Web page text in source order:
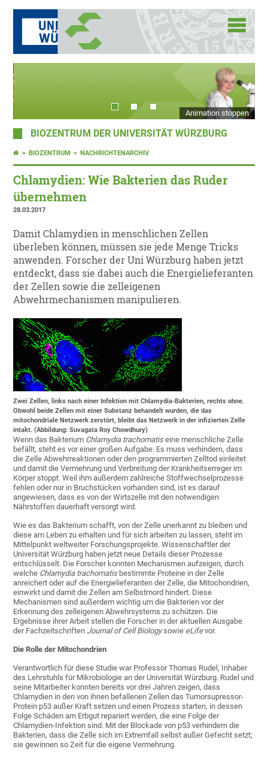
Animation stoppen
BIOZENTRUM DER UNIVERSITÄT WÜRZBURG
BIOZENTRUM NACHRICHTENARCHIV
Chlamydien: Wie Bakterien das Ruder
übernehmen
28.03.2017
Damit Chlamydien in menschlichen Zellen
überleben können, müssen sie jede Menge Tricks
anwenden. Forscher der Uni Würzburg haben jetzt
entdeckt, dass sie dabei auch die Energielieferanten
der Zellen sowie die zelleigenen
Abwehrmechanismen manipulieren.
Zwei Zellen, links nach einer Infektion mit Chlamydia-Bakterien, rechts ohne.
Obwohl beide Zellen mit einer Substanz behandelt wurden, die das
mitochondriale Netzwerk zerstört, bleibt das Netzwerk in der infizierten Zelle
intakt. (Abbildung: Suvagata Roy Chowdhury)
Wenn das Bakterium Chlamydia trachomatiseine menschliche Zelle
befällt, steht es vor einer großen Aufgabe: Es muss verhindern, dass
die Zelle Abwehrreaktionen oder den programmierten Zelltod einleitet
und damit die Vermehrung und Verbreitung der Krankheitserreger im
Körper stoppt. Weil ihm außerdem zahlreiche Stoffwechselprozesse
fehlen oder nur in Bruchstücken vorhanden sind, ist es darauf
angewiesen, dass es von der Wirtszelle mit den notwendigen
Nährstoffen dauerhaft versorgt wird.
Wie es das Bakterium schafft, von der Zelle unerkannt zu bleiben und
diese am Leben zu erhalten und für sich arbeiten zu lassen, steht im
Mittelpunkt weltweiter Forschungsprojekte. Wissenschaftler der
Universität Würzburg haben jetzt neue Details dieser Prozesse
entschlüsselt. Die Forscher konnten Mechanismen aufzeigen, durch
welche Chlamydia trachomatisbestimmte Proteine in der Zelle
anreichert oder auf die Energielieferanten der Zelle, die Mitochondrien,
einwirkt und damit die Zellen am Selbstmord hindert. Diese
Mechanismen sind außerdem wichtig um die Bakterien vor der
Erkennung des zelleigenen Abwehrsystems zu schützen. Die
Ergebnisse ihrer Arbeit stellen die Forscher in der aktuellen Ausgabe
der Fachzeitschriften Journal of Cell Biologysowie eLifevor.
Die Rolle der Mitochondrien
Verantwortlich für diese Studie war Professor Thomas Rudel, Inhaber
des Lehrstuhls für Mikrobiologie an der Universität Würzburg. Rudel und
seine Mitarbeiter konnten bereits vor drei Jahren zeigen, dass
Chlamydien in den von ihnen befallenen Zellen das Tumorsupressor-
Protein p53 außer Kraft setzen und einen Prozess starten, in dessen
Folge Schäden am Erbgut repariert werden, die eine Folge der
Chlamydien-Infektion sind. Mit der Blockade von p53 verhindern die
Bakterien, dass die Zelle sich im Extremfall selbst außer Gefecht setzt;
sie gewinnen so Zeit für die eigene Vermehrung.